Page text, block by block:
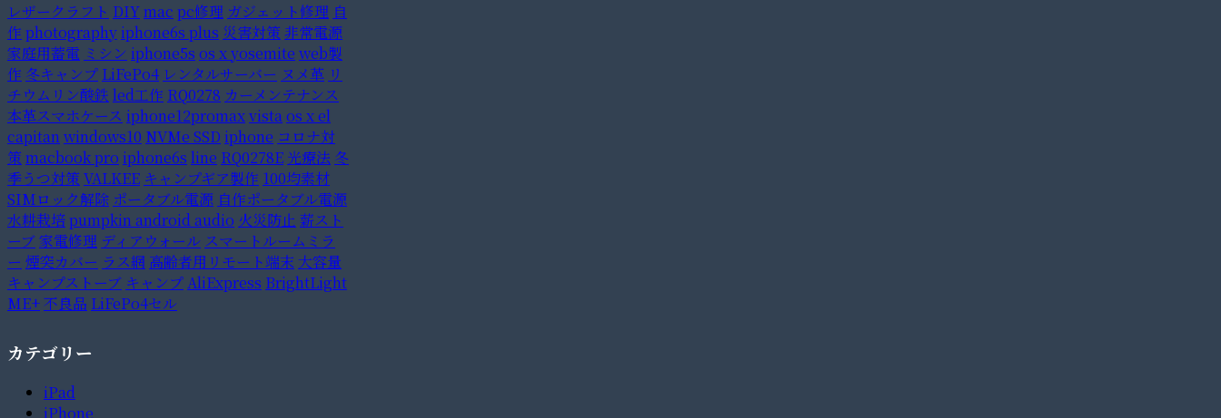
レザークラフト DIYmac pc修理 ガジェット修理 自
作 photography iphone6s plus 災害対策非常電源
家庭用蓄電 ミシン iphone5s os x yosemite web製
作 冬キャンプ LiFePo4 レンタルサーバー ヌメ革 リ
チウムリン酸鉄 led工作 RQ0278 カーメンテナンス
本革スマホケース iphone12promaxvistaos x el
capitanwindows10 NVMe SSD iphone コロナ対
策macbook pro iphone6s line RQ0278E 光療法 冬
季うつ対策VALKEE キャンプギア製作 100均素材
SIMロック解除 ポータブル電源 自作ポータブル電源
水耕栽培pumpkin android audio 火災防止 薪スト
ーブ家電修理 ディアウォール スマートルームミラ
ー 煙突カバー ラス網 高齢者用リモート端末大容量
キャンプストーブ キャンプAliExpress BrightLight
ME+不良品 LiFePo4セル
カテゴリー
iPad
iPhone